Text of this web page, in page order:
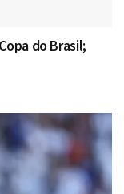
do Brasil;